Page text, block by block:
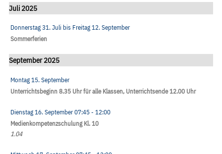
Juli 2025
Donnerstag 31. Juli bis Freitag 12. September
Sommerferien
September 2025
Montag 15. September
Unterrichtsbeginn 8.35 Uhr für alle Klassen, Unterrichtsende 12.00 Uhr
Dienstag 16. September07:45- 12:00
Medienkompetenzschulung Kl. 10
1.04